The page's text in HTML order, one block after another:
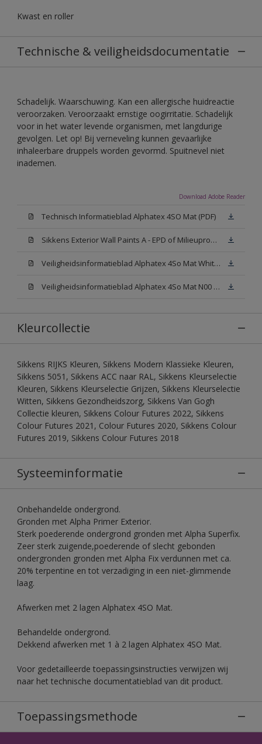
Kwast en roller
Technische & veiligheidsdocumentatie
Schadelijk. Waarschuwing. Kan een allergische huidreactie
veroorzaken. Veroorzaakt ernstige oogirritatie. Schadelijk
voor in het water levende organismen, met langdurige
gevolgen. Let op! Bij verneveling kunnen gevaarlijke
inhaleerbare druppels worden gevormd. Spuitnevel niet
inademen.
Download Adobe Reader
Technisch Informatieblad Alphatex 4SO Mat (PDF)
Sikkens Exterior Wall Paints A - EPD of Milieuproductverklaring
Veiligheidsinformatieblad Alphatex 4So Mat White W05 (MSDS)
Veiligheidsinformatieblad Alphatex 4So Mat N00 (MSDS)
Kleurcollectie
Sikkens RIJKS Kleuren, Sikkens Modern Klassieke Kleuren,
Sikkens 5051, Sikkens ACC naar RAL, Sikkens Kleurselectie
Kleuren, Sikkens Kleurselectie Grijzen, Sikkens Kleurselectie
Witten, Sikkens Gezondheidszorg, Sikkens Van Gogh
Collectie kleuren, Sikkens Colour Futures 2022, Sikkens
Colour Futures 2021, Colour Futures 2020, Sikkens Colour
Futures 2019, Sikkens Colour Futures 2018
Systeeminformatie
Onbehandelde ondergrond.
Gronden met Alpha Primer Exterior.
Sterk poederende ondergrond gronden met Alpha Superfix.
Zeer sterk zuigende,poederende of slecht gebonden
ondergronden gronden met Alpha Fix verdunnen met ca.
20% terpentine en tot verzadiging in een niet-glimmende
laag.
Afwerken met 2 lagen Alphatex 4SO Mat.
Behandelde ondergrond.
Dekkend afwerken met 1 à 2 lagen Alphatex 4SO Mat.
Voor gedetailleerde toepassingsinstructies verwijzen wij
naar het technische documentatieblad van dit product.
Toepassingsmethode